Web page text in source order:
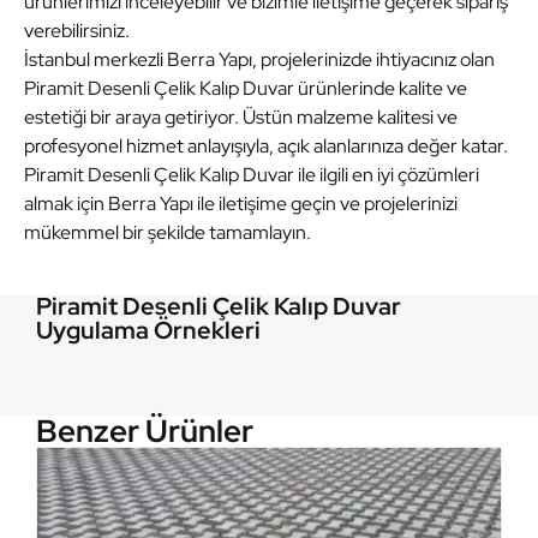
verebilirsiniz.
İstanbul merkezli Berra Yapı, projelerinizde ihtiyacınız olan
Piramit Desenli Çelik Kalıp Duvar ürünlerinde kalite ve
estetiği bir araya getiriyor. Üstün malzeme kalitesi ve
profesyonel hizmet anlayışıyla, açık alanlarınıza değer katar.
Piramit Desenli Çelik Kalıp Duvar ile ilgili en iyi çözümleri
almak için Berra Yapı ile iletişime geçin ve projelerinizi
mükemmel bir şekilde tamamlayın.
Piramit Desenli Çelik Kalıp Duvar
Uygulama Örnekleri
Benzer Ürünler